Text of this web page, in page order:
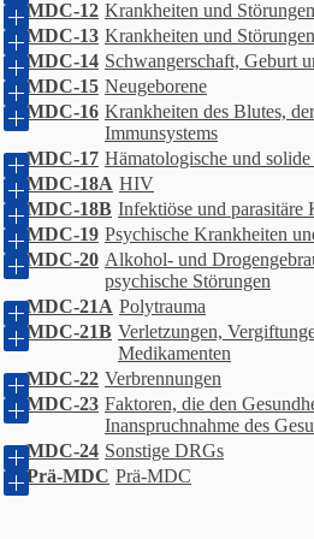
MDC-12 Krankheiten und
MDC-13 Krankheiten und
MDC-14 Schwangerschaft, Geburt
MDC-15 Neugeborene
MDC-16 Krankheiten des Blutes,
Immunsystems
MDC-17 Hämatologische und
MDC-18A HIV
MDC-18B Infektiöse und parasitäre
MDC-19 Psychische Krankheiten
MDC-20 Alkohol- und
psychische Störungen
MDC-21A Polytrauma
MDC-21B Verletzungen,
Medikamenten
MDC-22 Verbrennungen
MDC-23 Faktoren, die den
Inanspruchnahme des
MDC-24 Sonstige DRGs
Prä-MDC Prä-MDC